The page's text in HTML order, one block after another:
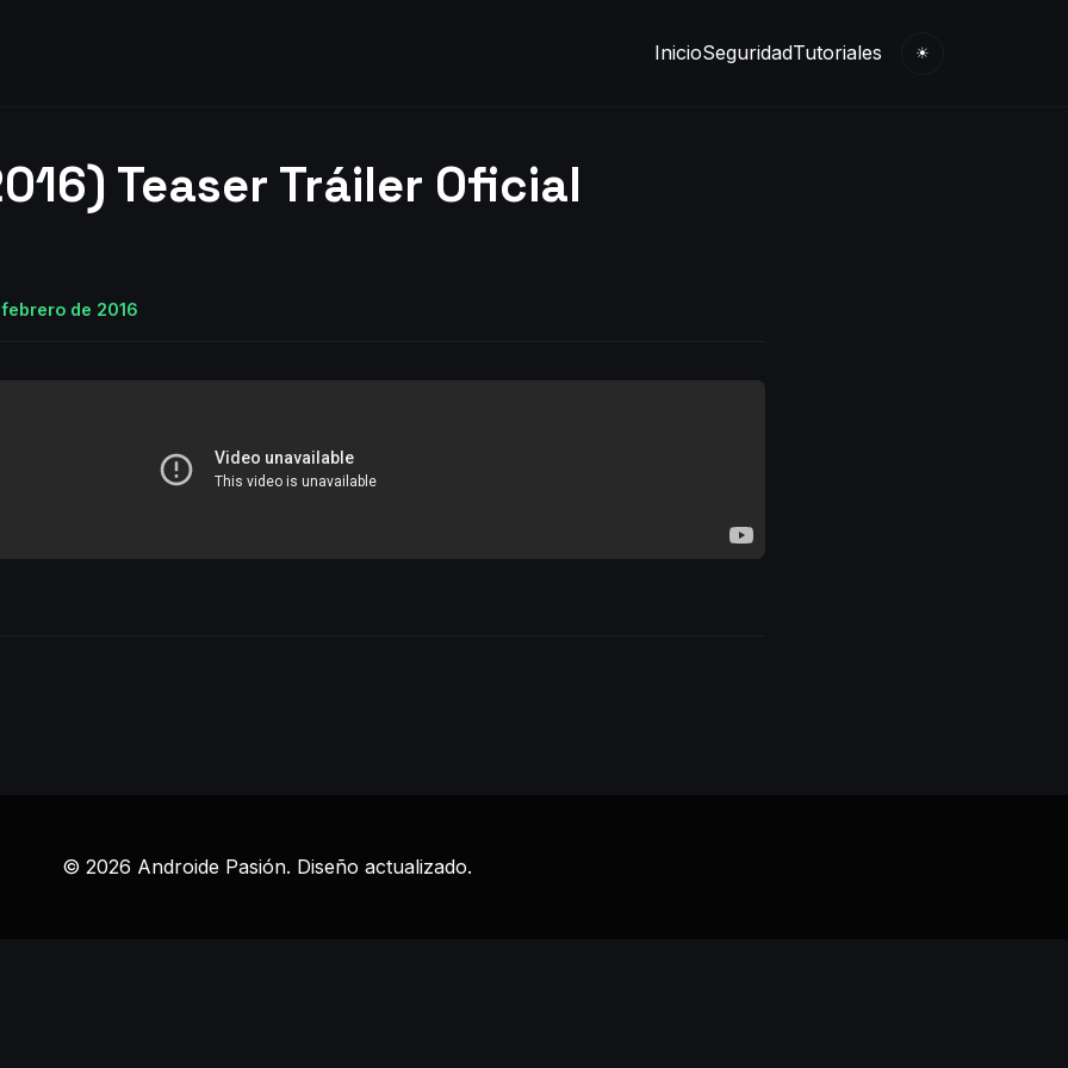
InicioSeguridadTutoriales ☀
Teaser Tráiler Oficial
de 2016
© 2026 Androide Pasión. Diseño actualizado.